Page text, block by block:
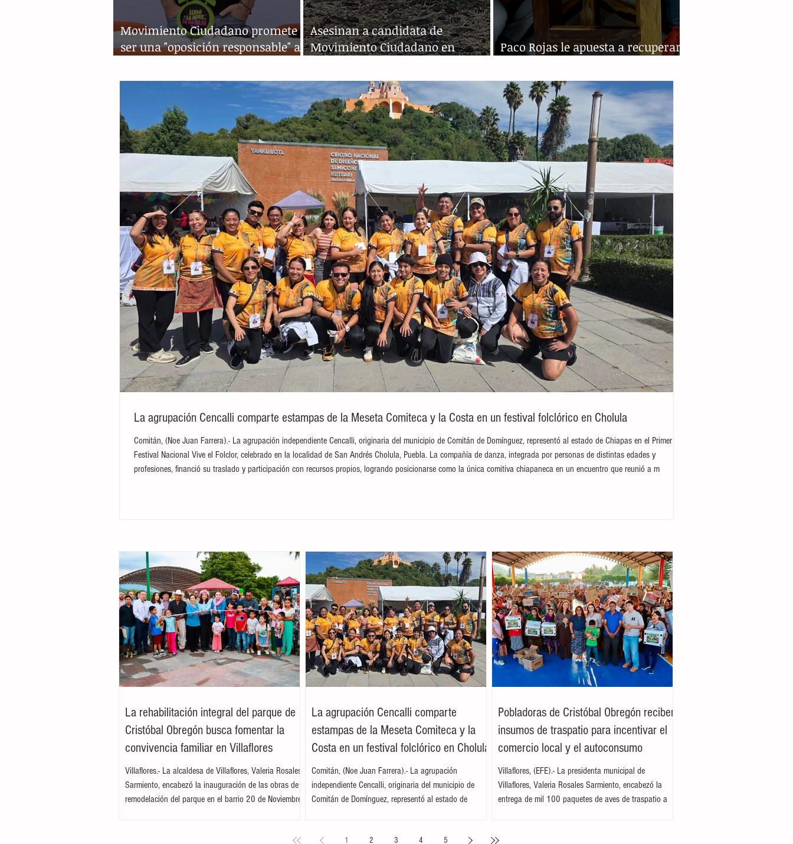
Movimiento Ciudadano promete
ser una "oposición responsable" a
Asesinan a candidata de
Movimiento Ciudadano en
Paco Rojas le apuesta a recuperar
La agrupación Cencalli comparte estampas de la Meseta Comiteca y la Costa en un festival folclórico en Cholula
Comitán, (Noe Juan Farrera).- La agrupación independiente Cencalli, originaria del municipio de Comitán de Domínguez, representó al estado de Chiapas en el Primer
Festival Nacional Vive el Folclor, celebrado en la localidad de San Andrés Cholula, Puebla. La compañía de danza, integrada por personas de distintas edades y
profesiones, financió su traslado y participación con recursos propios, logrando posicionarse como la única comitiva chiapaneca en un encuentro que reunió a m
La rehabilitación integral del parque de
Cristóbal Obregón busca fomentar la
convivencia familiar en Villaflores
Villaflores.- La alcaldesa de Villaflores, Valeria Rosales
Sarmiento, encabezó la inauguración de las obras de
remodelación del parque en el barrio 20 de Noviembre,
Sarmiento Tovilla, así como por autoridades locales y
La agrupación Cencalli comparte
estampas de la Meseta Comiteca y la
Costa en un festival folclórico en Cholula
Comitán, (Noe Juan Farrera).- La agrupación
independiente Cencalli, originaria del municipio de
Comitán de Domínguez, representó al estado de
Puebla. La compañía de danza, integrada por personas
Pobladoras de Cristóbal Obregón reciben
insumos de traspatio para incentivar el
comercio local y el autoconsumo
Villaflores, (EFE).- La presidenta municipal de
Villaflores, Valeria Rosales Sarmiento, encabezó la
entrega de mil 100 paquetes de aves de traspatio a
Tovilla, la alcaldesa destacó que el esquema busca
1 2 3 4 5